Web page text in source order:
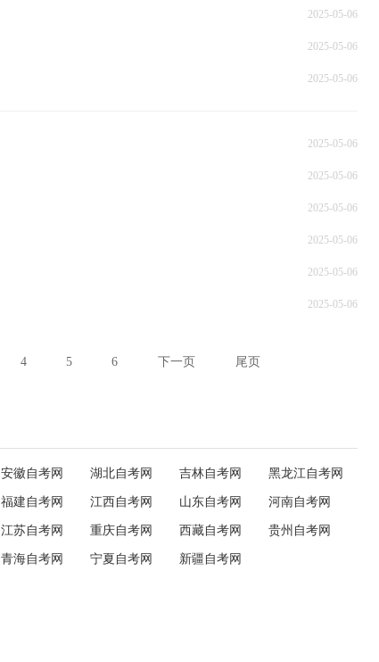
2025-05-06
2025-05-06
2025-05-06
2025-05-06
2025-05-06
2025-05-06
2025-05-06
2025-05-06
2025-05-06
4 5 6 下一页 尾页
安徽自考网 湖北自考网 吉林自考网 黑龙江自考网
福建自考网 江西自考网 山东自考网 河南自考网
江苏自考网 重庆自考网 西藏自考网 贵州自考网
青海自考网 宁夏自考网 新疆自考网